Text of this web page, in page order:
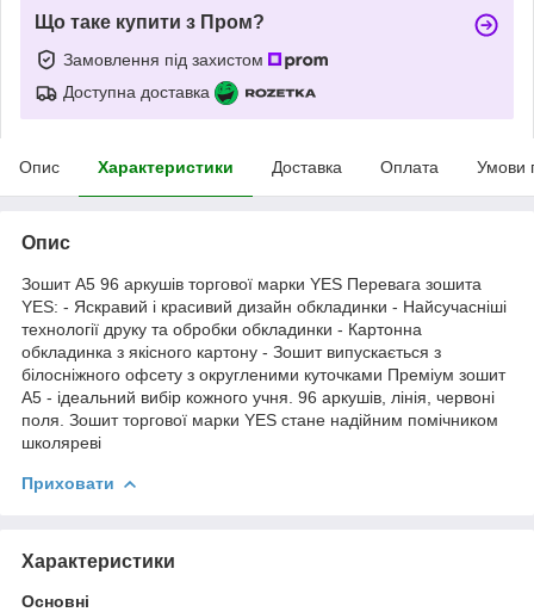
Що таке купити з Пром?
Замовлення під захистом
Доступна доставка
Опис Характеристики Доставка Оплата Умови
Опис
Зошит А5 96 аркушів торгової марки YES Перевага зошита
YES: - Яскравий і красивий дизайн обкладинки - Найсучасніші
технології друку та обробки обкладинки - Картонна
обкладинка з якісного картону - Зошит випускається з
білосніжного офсету з округленими куточками Преміум зошит
А5 - ідеальний вибір кожного учня. 96 аркушів, лінія, червоні
поля. Зошит торгової марки YES стане надійним помічником
школяреві
Приховати
Характеристики
Основні